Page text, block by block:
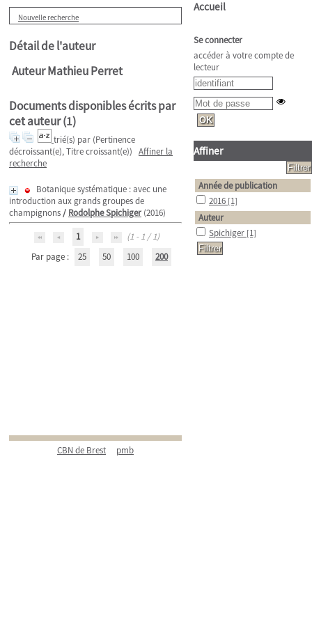
Nouvelle recherche
Détail de l'auteur
Auteur Mathieu Perret
Documents disponibles écrits par
cet auteur (1)
trié(s) par (Pertinence
décroissant(e), Titre croissant(e)) Affiner la
recherche
Botanique systématique : avec une
introduction aux grands groupes de
champignons/ Rodolphe Spichiger (2016)
1
(1 - 1 / 1)
Par page :
25 50 100 200
CBN de Brest pmb
Accueil
Se connecter
accéder à votre compte de
lecteur
Affiner
Année de publication
2016 [1]
Auteur
Spichiger [1]